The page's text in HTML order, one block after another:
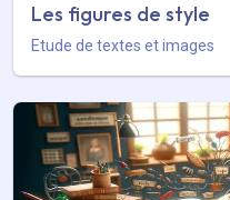
Les figures de style
Etude de textes et images